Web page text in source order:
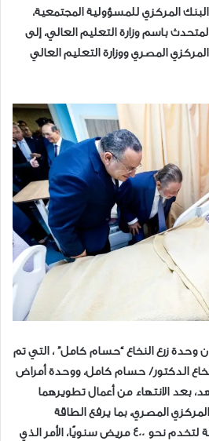
المركزي للمسؤولية المجتمعية،
باسم وزارة التعليم العالي، إلى
المصري ووزارة التعليم العالي
وحدة زرع النخاع “حسام كامل” ، التي تم
الدكتور/ حسام كامل، ووحدة أمراض
بعد الانتهاء من أعمال تطويرهما
المصري، بما يرفع الطاقة
الاستيعابية للخدمات المقدمة لتخدم نحو 400 مريض سنويًا، الأمر الذي